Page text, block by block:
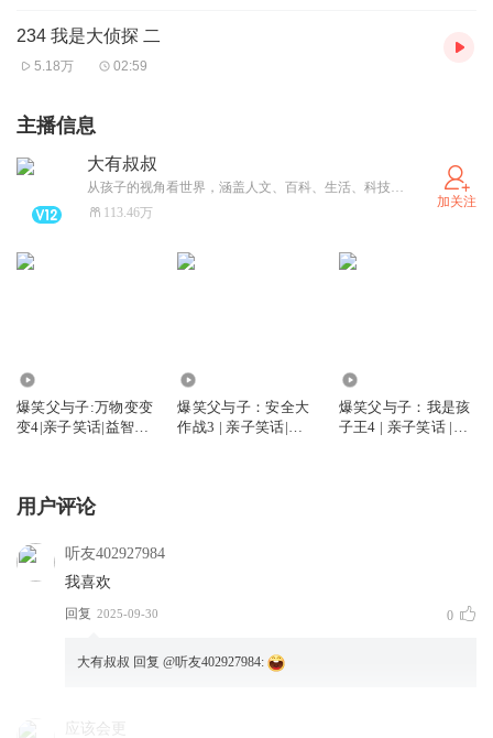
234 我是大侦探 二
5.18万 02:59
主播信息
大有叔叔
从孩子的视角看世界，涵盖人文、百科、生活、科技四大内容，在孩子心中播下“爱”和“发现”的种子，智慧陪伴，助力成长。
113.46万
加关注
爆笑父与子:万物变变
变4|亲子笑话|益智科
爆笑父与子：安全大
作战3 | 亲子笑话|睡
爆笑父与子：我是孩
子王4 | 亲子笑话 |睡
用户评论
听友402927984
我喜欢
回复 2025-09-30 0
大有叔叔 回复 @听友402927984:
应该会更